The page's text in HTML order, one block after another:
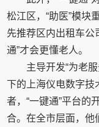
松江区，“助医”模块
先推荐区内出租车公
通”才会更懂老人。
主导开发“为老
下的上海仪电数字技
者，“一键通”平台的
合。在全市层面，他